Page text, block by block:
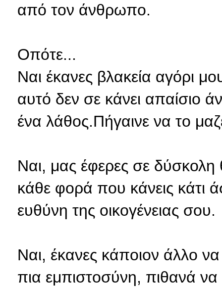
από τον άνθρωπο.
Οπότε...
Ναι έκανες βλακεία αγόρι
αυτό δεν σε κάνει απαίσιο
ένα λάθος.Πήγαινε να το
Ναι, μας έφερες σε
κάθε φορά που κάνεις κάτι
ευθύνη της οικογένειας σου.
Ναι, έκανες κάποιον άλλο
πια εμπιστοσύνη, πιθανά να